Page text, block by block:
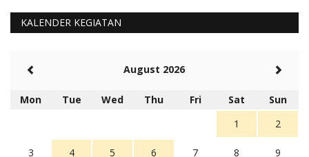
KALENDER KEGIATAN
August 2026
Mon Tue Wed Thu Fri Sat
Sun
1
2
3 4 5 6 7 8 9